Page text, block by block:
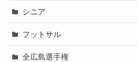
シニア
フットサル
全広島選手権